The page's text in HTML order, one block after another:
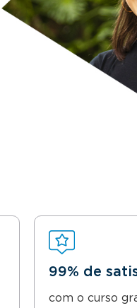
99% de
com o curso